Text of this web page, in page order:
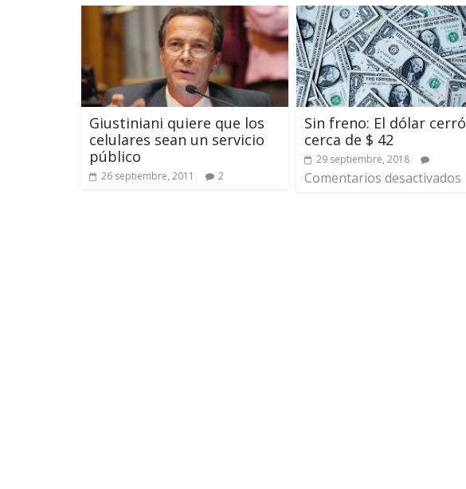
Giustiniani quiere que los
celulares sean un servicio
público
26 septiembre, 2011 2
Sin freno: El dólar cerró
cerca de $ 42
29 septiembre, 2018
Comentarios desactivados